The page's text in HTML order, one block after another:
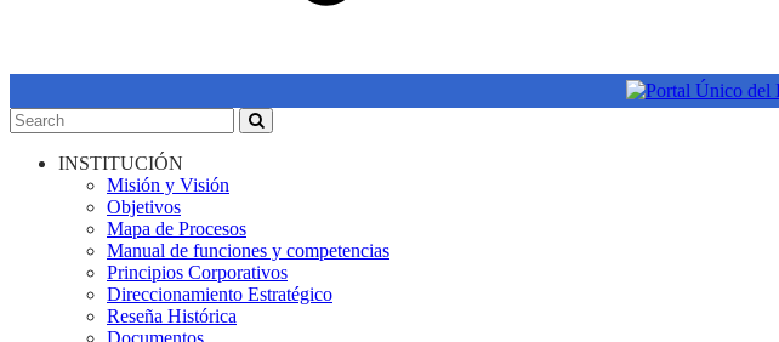
INSTITUCIÓN
Misión y Visión
Objetivos
Mapa de Procesos
Manual de funciones y competencias
Principios Corporativos
Direccionamiento Estratégico
Reseña Histórica
Documentos